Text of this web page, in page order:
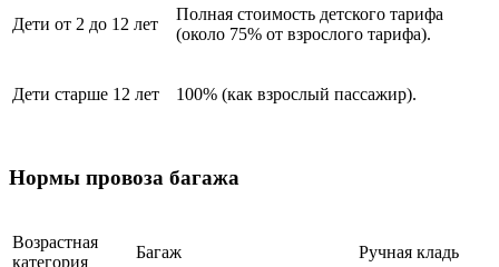
Дети от 2 до 12 лет
Полная стоимость детского тарифа
(около 75% от взрослого тарифа).
Дети старше 12 лет 100% (как взрослый пассажир).
Нормы провоза багажа
Возрастная
категория
Багаж Ручная кладь